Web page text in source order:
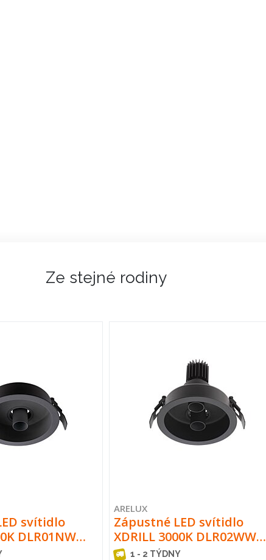
Ze stejné rodiny
svítidlo
DLR01NW…
ARELUX
Zápustné LED svítidlo
XDRILL 3000K DLR02WW…
1 - 2 TÝDNY